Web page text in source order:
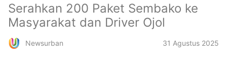
Serahkan 200 Paket Sembako ke
Masyarakat dan Driver Ojol
Newsurban 31 Agustus 2025